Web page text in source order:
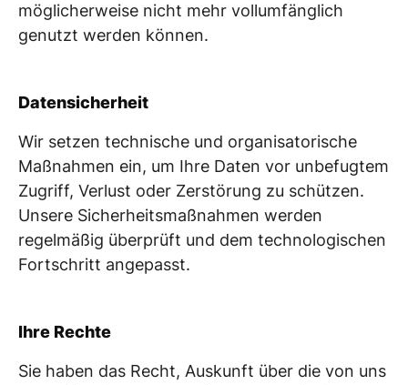
möglicherweise nicht mehr vollumfänglich
genutzt werden können.
Datensicherheit
Wir setzen technische und organisatorische
Maßnahmen ein, um Ihre Daten vor unbefugtem
Zugriff, Verlust oder Zerstörung zu schützen.
Unsere Sicherheitsmaßnahmen werden
regelmäßig überprüft und dem technologischen
Fortschritt angepasst.
Ihre Rechte
Sie haben das Recht, Auskunft über die von uns